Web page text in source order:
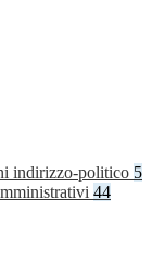
indirizzo-politico 5
44